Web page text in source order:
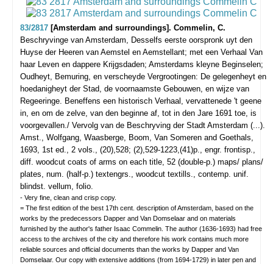
83/2817 [Amsterdam and surroundings]. Commelin, C.
Beschryvinge van Amsterdam, Desselfs eerste oorspronk uyt den
Huyse der Heeren van Aemstel en Aemstellant; met een Verhaal Van
haar Leven en dappere Krijgsdaden; Amsterdams kleyne Beginselen;
Oudheyt, Bemuring, en verscheyde Vergrootingen: De gelegenheyt en
hoedanigheyt der Stad, de voornaamste Gebouwen, en wijze van
Regeeringe. Beneffens een historisch Verhaal, vervattenede 't geene
in, en om de zelve, van den beginne af, tot in den Jare 1691 toe, is
voorgevallen./ Vervolg van de Beschryving der Stadt Amsterdam (...).
Amst., Wolfgang, Waasberge, Boom, Van Someren and Goethals,
1693, 1st ed., 2 vols., (20),528; (2),529-1223,(41)p., engr. frontisp.,
diff. woodcut coats of arms on each title, 52 (double-p.) maps/ plans/
plates, num. (half-p.) textengrs., woodcut textills., contemp. unif.
blindst. vellum, folio.
- Very fine, clean and crisp copy.
= The first edition of the best 17th cent. description of Amsterdam, based on the
works by the predecessors Dapper and Van Domselaar and on materials
furnished by the author's father Isaac Commelin. The author (1636-1693) had free
access to the archives of the city and therefore his work contains much more
reliable sources and official documents than the works by Dapper and Van
Domselaar. Our copy with extensive additions (from 1694-1729) in later pen and